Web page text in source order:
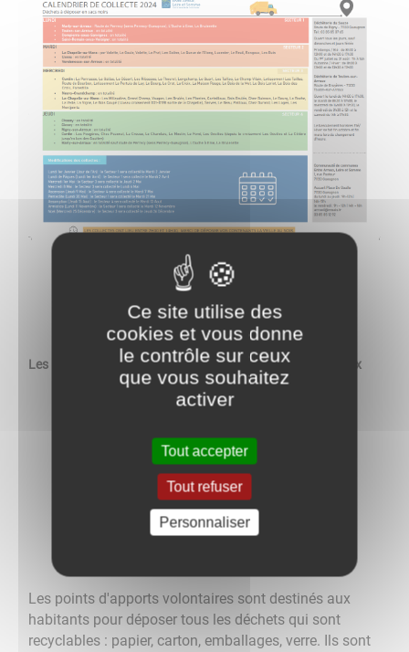
Les Points d'Apports Volontaires (PAV) à Toulon-sur-Arroux
Les points d'apports volontaires sont destinés aux
habitants pour déposer tous les déchets qui sont
recyclables : papier, carton, emballages, verre. Ils sont
Ce site utilise des
cookies et vous donne
le contrôle sur ceux
que vous souhaitez
activer
Tout accepter
Tout refuser
Personnaliser